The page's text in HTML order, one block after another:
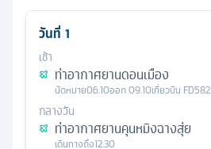
วันที่ 1
เช้า
ท่าอากาศยานดอนเมือง
นัดหมาย06.10ออก09.10เที่ยวบิน FD582
กลางวัน
ท่าอากาศยานคุนหมิงฉางสุ่ย
เดินทางถึง12.30